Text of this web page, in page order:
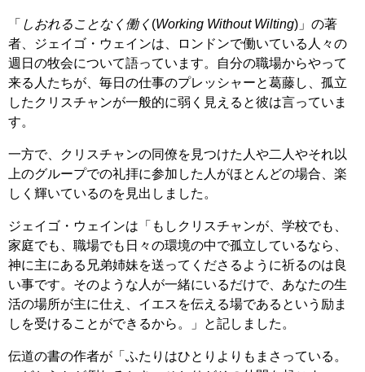
「 しおれることなく働く (Working Without Wilting)」の著
者、ジェイゴ・ウェインは、ロンドンで働いている人々の
週日の牧会について語っています。自分の職場からやって
来る人たちが、毎日の仕事のプレッシャーと葛藤し、孤立
したクリスチャンが一般的に弱く見えると彼は言っていま
す。
一方で、クリスチャンの同僚を見つけた人や二人やそれ以
上のグループでの礼拝に参加した人がほとんどの場合、楽
しく輝いているのを見出しました。
ジェイゴ・ウェインは「もしクリスチャンが、学校でも、
家庭でも、職場でも日々の環境の中で孤立しているなら、
神に主にある兄弟姉妹を送ってくださるように祈るのは良
い事です。そのような人が一緒にいるだけで、あなたの生
活の場所が主に仕え、イエスを伝える場であるという励ま
しを受けることができるから。」と記しました。
伝道の書の作者が「ふたりはひとりよりもまさっている。